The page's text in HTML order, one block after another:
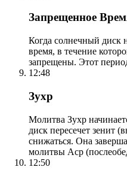
Запрещенное
Когда солнечный диск
время, в течение
запрещены. Этот
12:48
Зухр
Молитва Зухр
диск пересечет зенит
снижаться. Она
молитвы Аср
12:50